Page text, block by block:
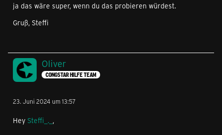
ja das wäre super, wenn du das probieren würdest.
Gruß, Steffi
Oliver
CONGSTAR HILFE TEAM
23. Juni 2024 um 13:57
Hey Steffi_._ ,